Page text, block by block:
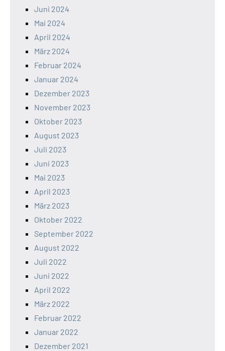
Juni 2024
Mai 2024
April 2024
März 2024
Februar 2024
Januar 2024
Dezember 2023
November 2023
Oktober 2023
August 2023
Juli 2023
Juni 2023
Mai 2023
April 2023
März 2023
Oktober 2022
September 2022
August 2022
Juli 2022
Juni 2022
April 2022
März 2022
Februar 2022
Januar 2022
Dezember 2021